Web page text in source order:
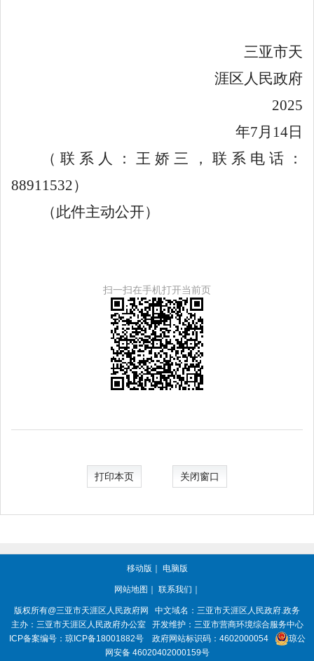
三亚市天
涯区人民政府
2025
年7 月 14日
（ 联系人： 王娇三 ， 联系电话：
88911532）
（此件主动公开）
扫一扫在手机打开当前页
打印本页 关闭窗口
移动版 ｜ 电脑版
网站地图 ｜ 联系我们 ｜
版权所有@三亚市天涯区人民政府网 中文域名： 三亚市天涯区人民政府.政务
主办：三亚市天涯区人民政府办公室
开发维护：三亚市营商环境综合服务中心
ICP备案编号： 琼ICP备18001882号 政府网站标识码： 4602000054
琼公
网安备 46020402000159号